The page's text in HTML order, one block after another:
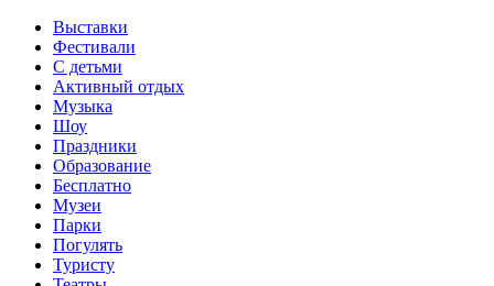
Выставки
Фестивали
С детьми
Активный отдых
Музыка
Шоу
Праздники
Образование
Бесплатно
Музеи
Парки
Погулять
Туристу